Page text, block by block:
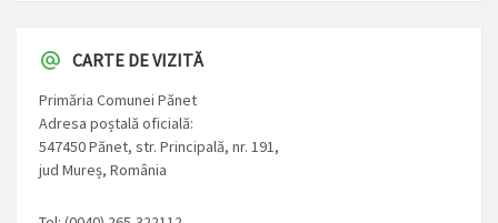
CARTE DE VIZITĂ
Primăria Comunei Pănet
Adresa poștală oficială:
547450 Pănet, str. Principală, nr. 191,
jud Mureș, România